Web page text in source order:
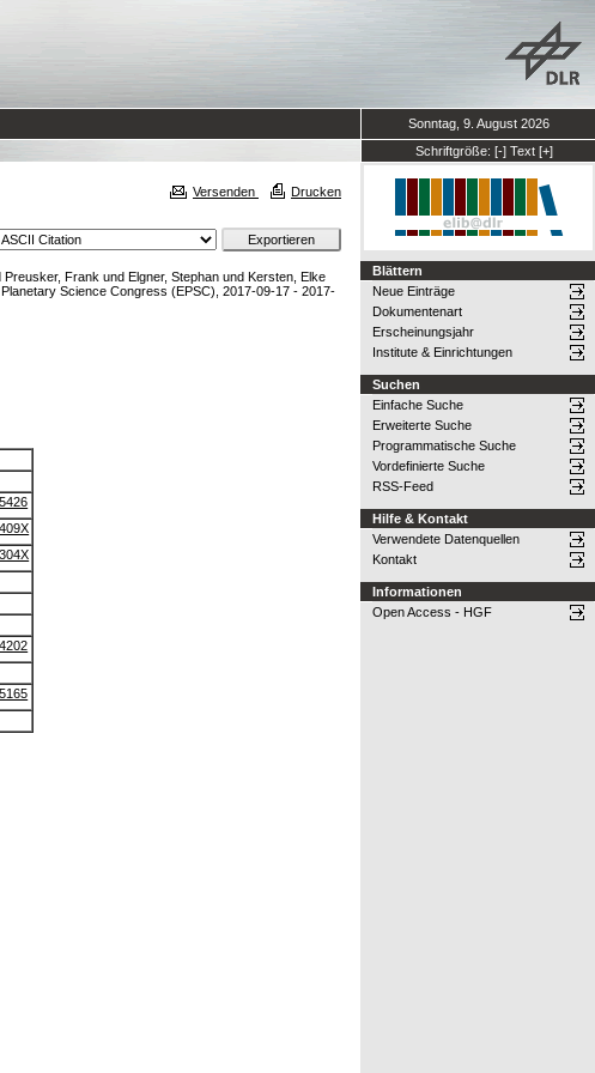
Sonntag, 9. August 2026
Schriftgröße: [-] Text [+]
Versenden Drucken
Preusker, Frank und Elgner, Stephan und Kersten, Elke
Science Congress (EPSC), 2017-09-17 - 2017-
Blättern
Neue Einträge
Dokumentenart
Erscheinungsjahr
Institute & Einrichtungen
Suchen
Einfache Suche
Erweiterte Suche
Programmatische Suche
Vordefinierte Suche
RSS-Feed
Hilfe & Kontakt
Verwendete Datenquellen
Kontakt
Informationen
Open Access - HGF